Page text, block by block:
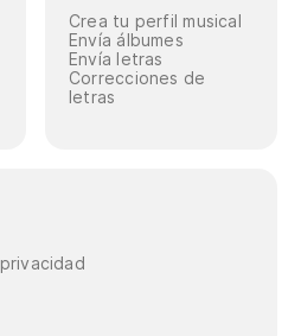
Crea tu perfil musical
Envía álbumes
Envía letras
Correcciones de
letras